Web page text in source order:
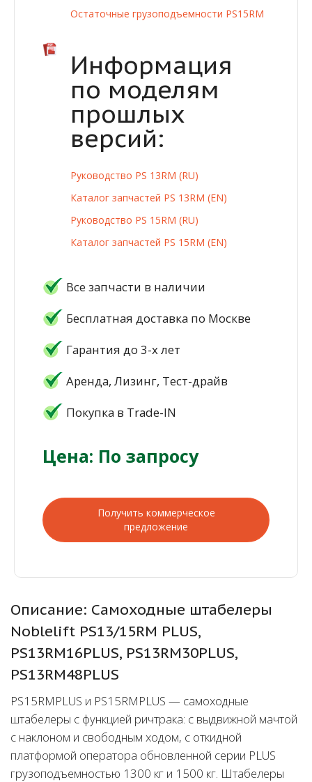
Остаточные грузоподъемности PS15RM
Информация
по моделям
прошлых
версий:
Руководство PS 13RM (RU)
Каталог запчастей PS 13RM (EN)
Руководство PS 15RM (RU)
Каталог запчастей PS 15RM (EN)
Все запчасти в наличии
Бесплатная доставка по Москве
Гарантия до 3-х лет
Аренда, Лизинг, Тест-драйв
Покупка в Trade-IN
Цена: По запросу
Получить коммерческое
предложение
Описание: Самоходные штабелеры
Noblelift PS13/15RM PLUS,
PS13RM16PLUS, PS13RM30PLUS,
PS13RM48PLUS
PS15RMPLUS и PS15RMPLUS — самоходные
штабелеры с функцией ричтрака: c выдвижной мачтой
с наклоном и свободным ходом, с откидной
платформой оператора обновленной серии PLUS
грузоподъемностью 1300 кг и 1500 кг. Штабелеры